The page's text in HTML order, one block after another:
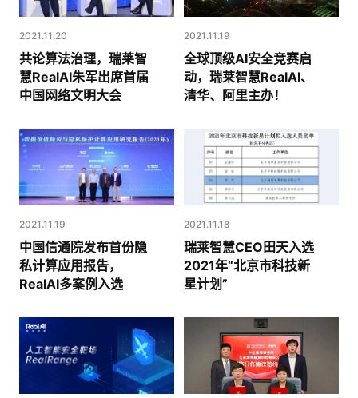
2021.11.20
共论算法治理，瑞莱智
慧RealAI朱军出席首届
中国网络文明大会
2021.11.19
全球顶级AI安全竞赛启
动，瑞莱智慧RealAI、
清华、阿里主办！
2021.11.19
中国信通院发布首份隐
私计算应用报告，
RealAI多案例入选
2021.11.18
瑞莱智慧CEO田天入选
2021年“北京市科技新
星计划”